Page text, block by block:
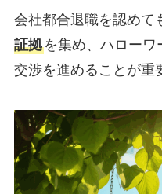
会社都合退職を認めて
証拠を集め、ハローワ
交渉を進めることが重